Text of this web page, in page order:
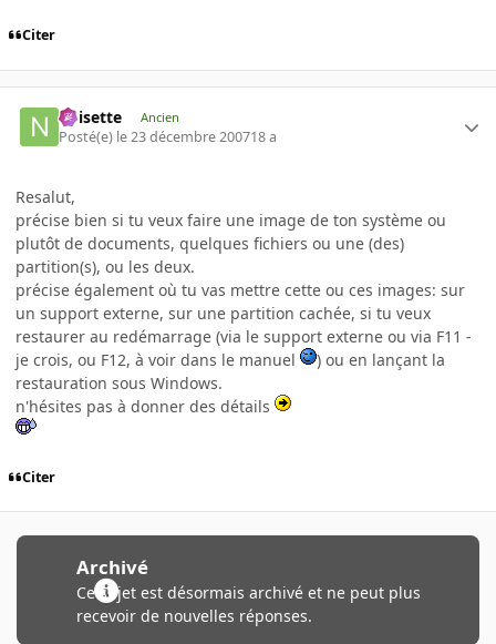
Citer
noisette Ancien
Posté(e) le 23 décembre 200718 a
Resalut,
précise bien si tu veux faire une image de ton système ou
plutôt de documents, quelques fichiers ou une (des)
partition(s), ou les deux.
précise également où tu vas mettre cette ou ces images: sur
un support externe, sur une partition cachée, si tu veux
restaurer au redémarrage (via le support externe ou via F11 -
je crois, ou F12, à voir dans le manuel
) ou en lançant la
restauration sous Windows.
n'hésites pas à donner des détails
Citer
Archivé
Ce sujet est désormais archivé et ne peut plus
recevoir de nouvelles réponses.